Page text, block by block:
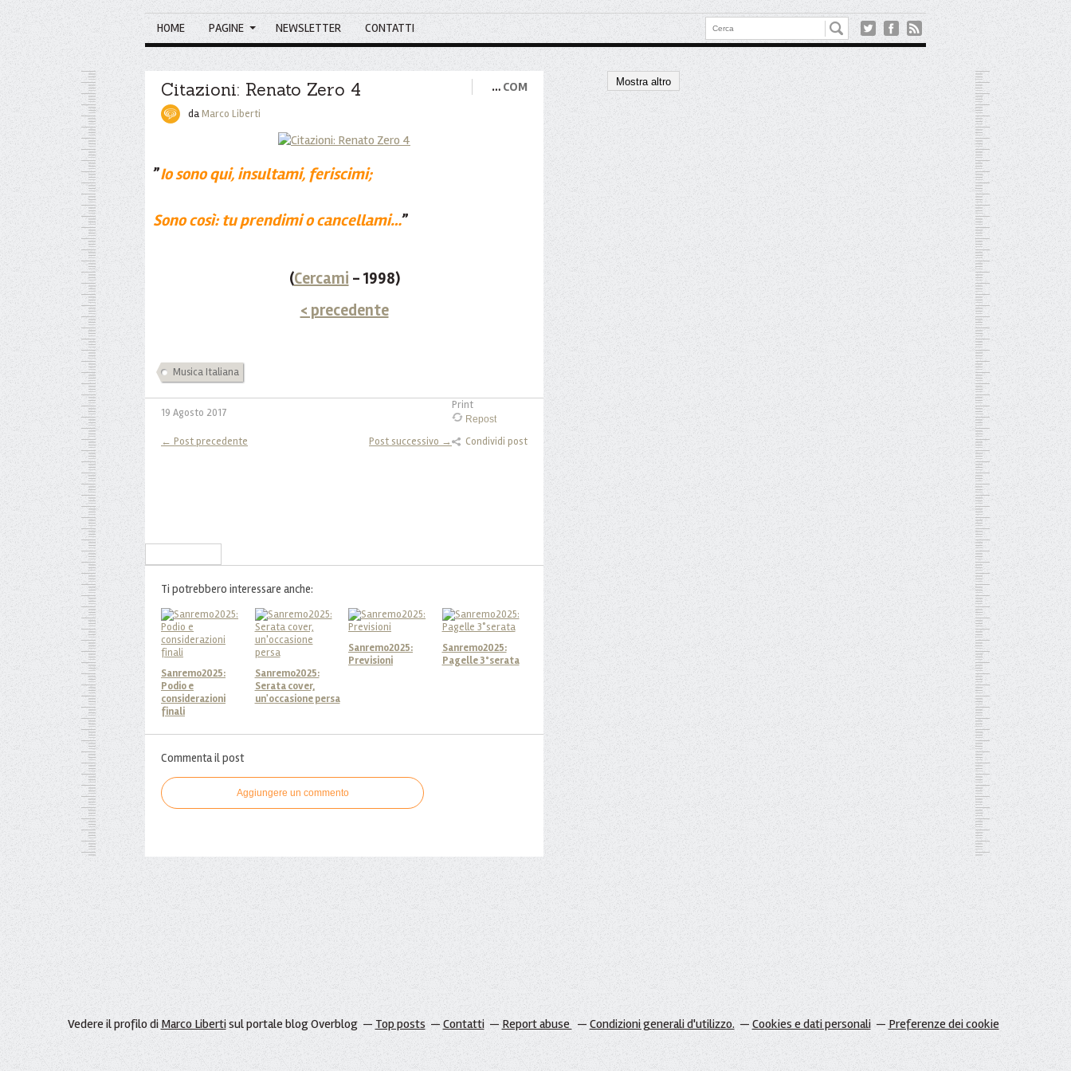
HOME PAGINE NEWSLETTER CONTATTI
Citazioni: Renato Zero 4 … COM
daMarco Liberti
”Io sono qui, insultami, feriscimi;
Sono così: tu prendimi o cancellami…”
(Cercami - 1998)
< precedente
Musica Italiana
19 Agosto 2017
Print
Repost
Condividi post
← Post precedente Post successivo →
Ti potrebbero interessare anche:
Sanremo2025:
Podio e
considerazioni
finali
Sanremo2025:
Serata cover,
un'occasione persa
Sanremo2025:
Previsioni
Sanremo2025:
Pagelle 3°serata
Commenta il post
Aggiungere un commento
Mostra altro
Vedere il profilo di Marco Libertisul portale blog Overblog Top posts Contatti Report abuse Condizioni generali d'utilizzo. Cookies e dati personali Preferenze dei cookie